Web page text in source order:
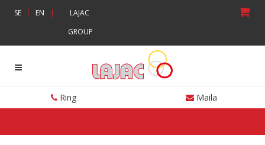
SE | EN |
LAJAC
GROUP
Ring Maila